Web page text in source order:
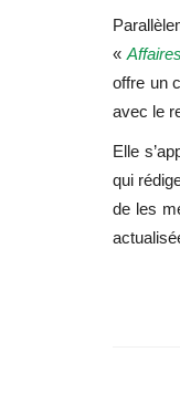
«
offre un
avec le
Elle
qui
de les